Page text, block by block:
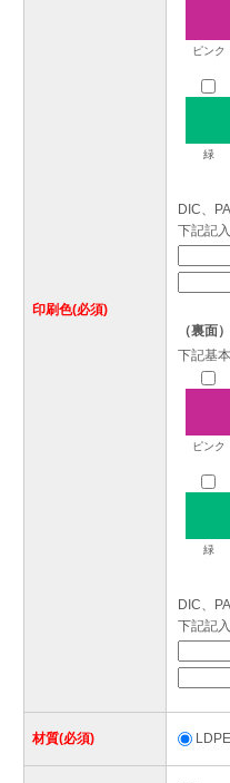
印刷色(必須)
ピンク
緑
DIC、
下記記
（裏面
下記基
ピンク
緑
DIC、
下記記
材質(必須)